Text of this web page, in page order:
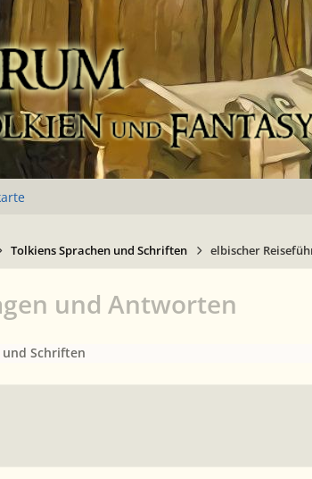
Tolkiens Sprachen und Schriften elbischer
und Antworten
Schriften